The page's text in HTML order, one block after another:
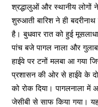
श्रद्धालुओं और स्थानीय लोगों
शुरुआती बारिश ने ही
है। बुधवार रात को हुई
पांच बजे पागल नाला और
हाईवे पर टनों मलबा आ गया
प्रशासन की ओर से हाईवे के
को रोक दिया। पागलनाला
जेसीबी से साफ किया गया।